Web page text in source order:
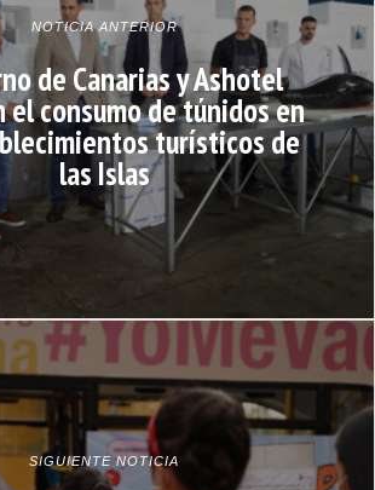
NOTICIA ANTERIOR
de Canarias y Ashotel
el consumo de túnidos en
turísticos de
las Islas
SIGUIENTE NOTICIA